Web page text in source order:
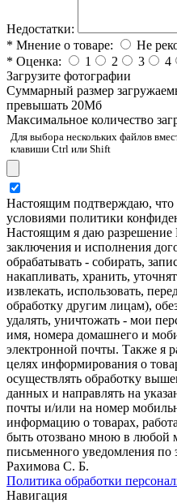
Недостатки:
* Мнение о товаре: Не
* Оценка: 1 2 3 4
Загрузите фотографии
Cуммарный размер
превышать 20Мб
Максимальное количество
Для выбора нескольких файлов
клавиши Ctrl или Shift
Настоящим подтверждаю, что
условиями политики
Настоящим я даю
заключения и исполнения
обрабатывать - собирать,
накапливать, хранить,
извлекать, использовать,
обработку другим лицам),
удалять, уничтожать - мои
имя, номера домашнего и
электронной почты. Также я
целях информирования о
осуществлять обработку
данных и направлять на
почты и/или на номер
информацию о товарах,
быть отозвано мною в любой
письменного уведомления
Рахимова С. Б.
Политика обработки
Навигация